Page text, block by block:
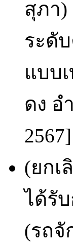
สุภา
ระดั
แบบ
ดง อ
(ยกเ
ได้รั
(รถจั